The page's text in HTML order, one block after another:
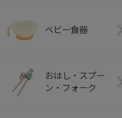
ベビー食器
おはし・スプー
ン・フォーク